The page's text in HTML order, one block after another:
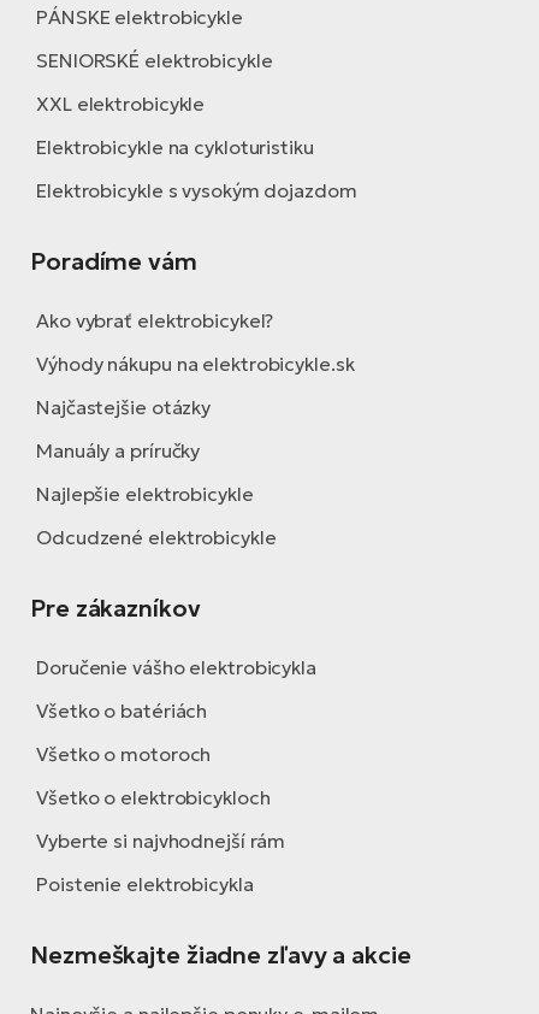
PÁNSKE elektrobicykle
SENIORSKÉ elektrobicykle
XXL elektrobicykle
Elektrobicykle na cykloturistiku
Elektrobicykle s vysokým dojazdom
Poradíme vám
Ako vybrať elektrobicykel?
Výhody nákupu na elektrobicykle.sk
Najčastejšie otázky
Manuály a príručky
Najlepšie elektrobicykle
Odcudzené elektrobicykle
Pre zákazníkov
Doručenie vášho elektrobicykla
Všetko o batériách
Všetko o motoroch
Všetko o elektrobicykloch
Vyberte si najvhodnejší rám
Poistenie elektrobicykla
Nezmeškajte žiadne zľavy a akcie